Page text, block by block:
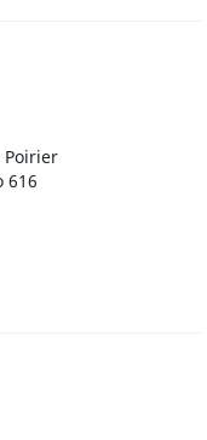
Poirier
616